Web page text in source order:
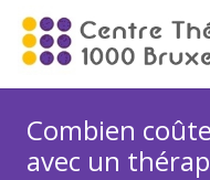
Combien
avec un